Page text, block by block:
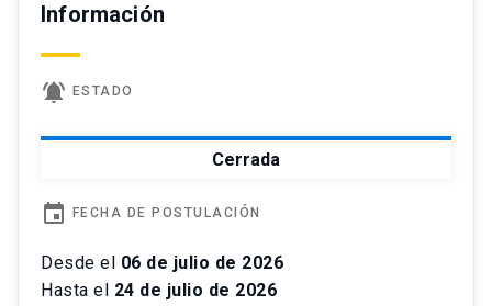
Información
notifications_active ESTADO
Cerrada
event FECHA DE POSTULACIÓN
Desde el 06 de julio de 2026
Hasta el 24 de julio de 2026